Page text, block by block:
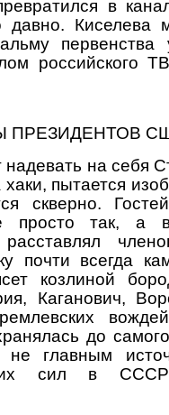
в
Киселева
российского
на себя
пытается
скверно.
просто так, а в
почти всегда
козлиной
Каганович,
до
главным
сил в